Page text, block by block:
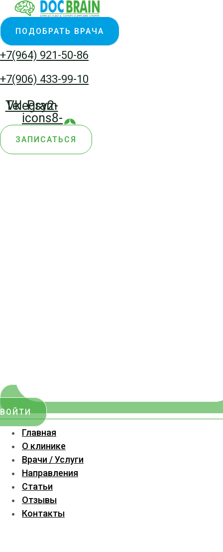
Перейти
к
содержимому
ПОДОБРАТЬ ВРАЧА
+7(964) 921-50-86
+7(906) 433-99-10
Vk
Telegram
Psy2-
icons8-
zen
ЗАПИСАТЬСЯ
ВОЙТИ
Главная
О клинике
Врачи / Услуги
Направления
Статьи
Отзывы
Контакты
Количество
товара
Волковинская
Ирина
Николаевна